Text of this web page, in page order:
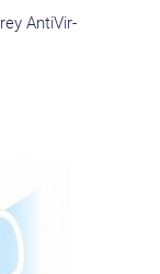
AntiVir-